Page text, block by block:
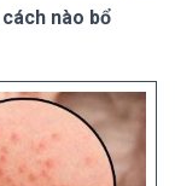
H
nào bổ